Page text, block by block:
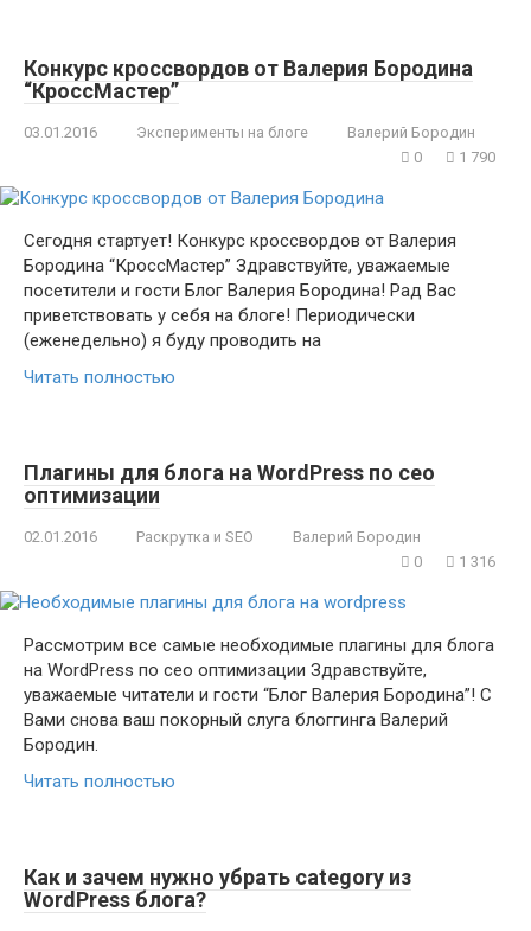
Конкурс кроссвордов от Валерия Бородина
“КроссМастер”
03.01.2016 Эксперименты на блоге
Валерий Бородин
0
1 790
Сегодня стартует! Конкурс кроссвордов от Валерия
Бородина “КроссМастер” Здравствуйте, уважаемые
посетители и гости Блог Валерия Бородина! Рад Вас
приветствовать у себя на блоге! Периодически
(еженедельно) я буду проводить на
Читать полностью
Плагины для блога на WordPress по сео
оптимизации
02.01.2016 Раскрутка и SEO
Валерий Бородин
0
1 316
Рассмотрим все cамые необходимые плагины для блога
на WordPress по сео оптимизации Здравствуйте,
уважаемые читатели и гости “Блог Валерия Бородина”! С
Вами снова ваш покорный слуга блоггинга Валерий
Бородин.
Читать полностью
Как и зачем нужно убрать category из
WordPress блога?